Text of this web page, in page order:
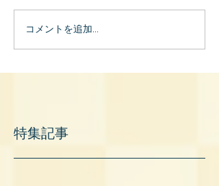
コメントを追加…
特集記事